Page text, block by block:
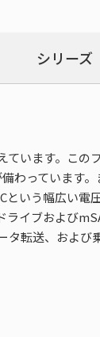
シリーズ
います。この
わっています
という幅広い
イブおよび
転送、および